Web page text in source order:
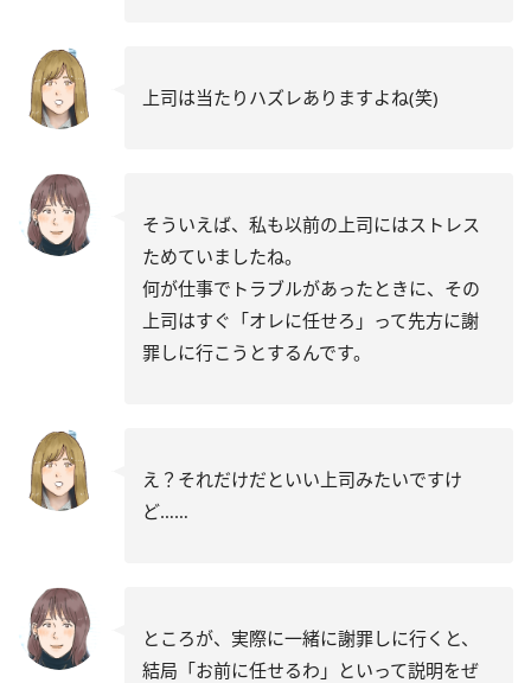
上司は当たりハズレありますよね(笑)
そういえば、私も以前の上司にはストレス
ためていましたね。
何が仕事でトラブルがあったときに、その
上司はすぐ「オレに任せろ」って先方に謝
罪しに行こうとするんです。
え？それだけだといい上司みたいですけ
ど……
ところが、実際に一緒に謝罪しに行くと、
結局「お前に任せるわ」といって説明をぜ